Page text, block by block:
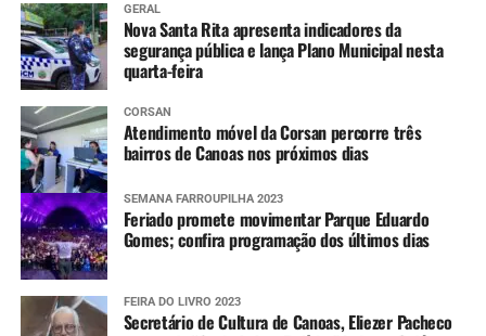
Mais informações
Informações sobre os pontos com bloqueios parciais e
totais nas estradas do RS e situação das barragens, além
dos avisos e alertas da Defesa Civil e imagens do radar
meteorológico podem ser conferidas nos links abaixo.
Pontos de bloqueios parciais e totais nas
rodovias
Situação das barragens
GERAL
Nova Santa Rita apresenta indicadores da
segurança pública e lança Plano Municipal nesta
quarta-feira
CORSAN
Atendimento móvel da Corsan percorre três
bairros de Canoas nos próximos dias
SEMANA FARROUPILHA 2023
Feriado promete movimentar Parque Eduardo
Gomes; confira programação dos últimos dias
FEIRA DO LIVRO 2023
Secretário de Cultura de Canoas, Eliezer Pacheco